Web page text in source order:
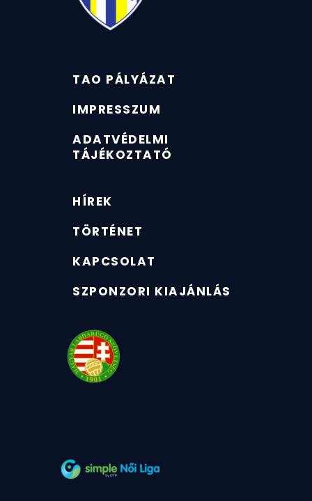
TAO PÁLYÁZAT
IMPRESSZUM
ADATVÉDELMI
TÁJÉKOZTATÓ
HÍREK
TÖRTÉNET
KAPCSOLAT
SZPONZORI KIAJÁNLÁS